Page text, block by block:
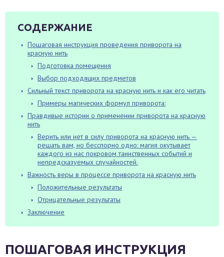
СОДЕРЖАНИЕ
Пошаговая инструкция проведения приворота на
красную нить
Подготовка помещения
Выбор подходящих предметов
Сильный текст приворота на красную нить и как его читать
Примеры магических формул приворота:
Правдивые истории о применении приворота на красную
нить
Верить или нет в силу приворота на красную нить —
решать вам, но бесспорно одно: магия окутывает
каждого из нас покровом таинственных событий и
непредсказуемых случайностей.
Важность веры в процессе приворота на красную нить
Положительные результаты
Отрицательные результаты
Заключение
ПОШАГОВАЯ ИНСТРУКЦИЯ